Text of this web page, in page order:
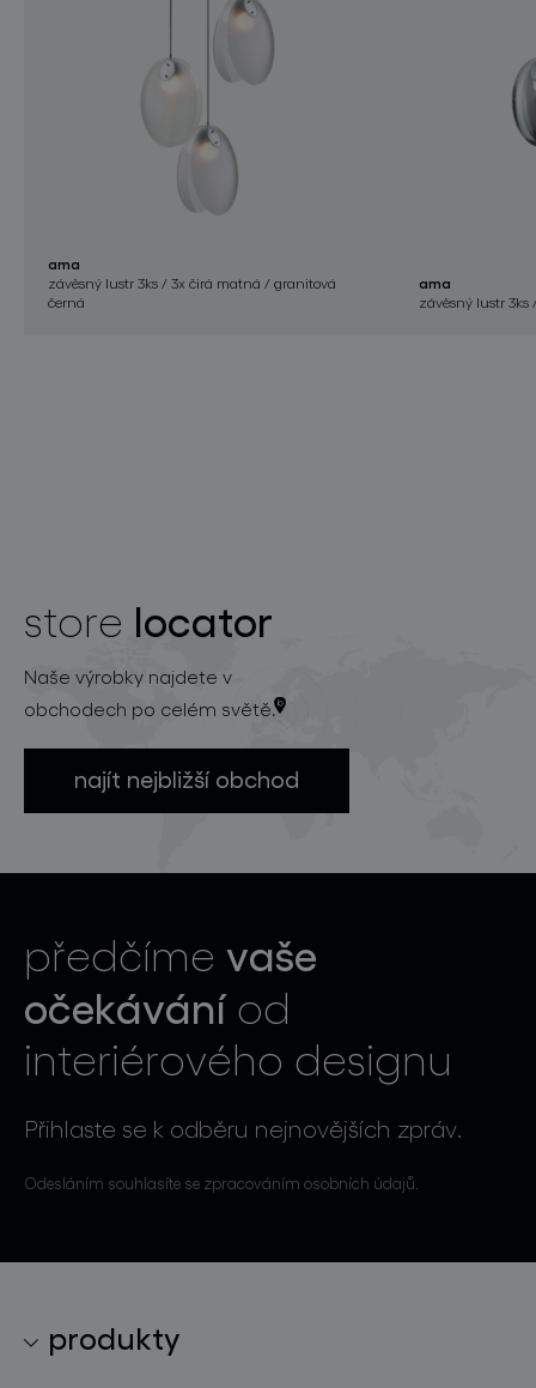
ama
závěsný lustr 3ks / 3x čirá matná / granitová
černá
ama
závěsný lustr 3ks
store locator
Naše výrobky najdete v
obchodech po celém světě.
najít nejbližší obchod
předčíme vaše
očekáváníod
interiérového designu
Přihlaste se k odběru nejnovějších zpráv.
Odesláním souhlasíte se zpracováním osobních údajů.
produkty